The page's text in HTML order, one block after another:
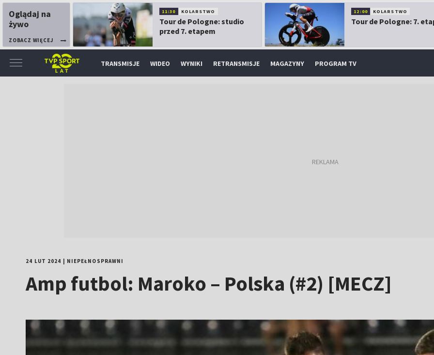
Oglądaj na
żywo
ZOBACZ WIĘCEJ
11:30 KOLARSTWO
Tour de Pologne: studio
przed 7. etapem
12:00 KOLARSTWO
Tour de Pologne: 7.
TRANSMISJE WIDEO WYNIKI RETRANSMISJE MAGAZYNY PROGRAM TV
24 LUT 2024 NIEPEŁNOSPRAWNI
Amp futbol: Maroko – Polska (#2) [MECZ]